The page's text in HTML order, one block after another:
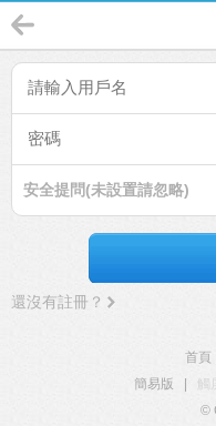
安全提問(未設置請忽略)
還沒有註冊？
首頁
簡易版
©